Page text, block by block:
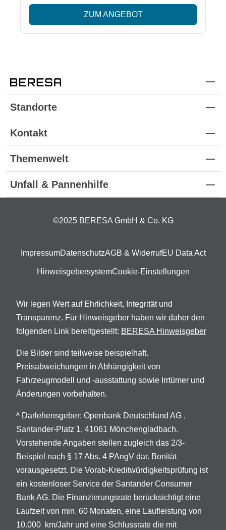
ZUM ANGEBOT
Standorte
Kontakt
Themenwelt
Unfall & Pannenhilfe
©2025 BERESA GmbH & Co. KG
ImpressumDatenschutzAGB & WiderrufEU Data Act
HinweisgebersystemCookie-Einstellungen
Wir legen Wert auf Ehrlichkeit, Integrität und
Transparenz. Für Hinweisgeber haben wir daher den
folgenden Link bereitgestellt: BERESA Hinweisgeber
Die Bilder sind teilweise beispielhaft.
Preisabweichungen in Abhängigkeit von
Fahrzeugmodell und -ausstattung sowie Irrtümer und
Änderungen vorbehalten.
A Darlehensgeber: Openbank Deutschland AG ,
Santander-Platz 1, 41061 Mönchengladbach.
Vorstehende Angaben stellen zugleich das 2/3-
Beispiel nach § 17 Abs. 4 PAngV dar. Bonität
vorausgesetzt. Die Vorab-Kreditwürdigkeitsprüfung ist
ein kostenloser Service der Santander Consumer
Bank AG. Die Finanzierungsrate berücksichtigt eine
Laufzeit von min. 60 Monaten, eine Laufleistung von
10.000 km/Jahr und eine Schlussrate die mit